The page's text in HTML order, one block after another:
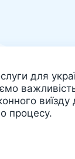
для
виїзду
процесу.